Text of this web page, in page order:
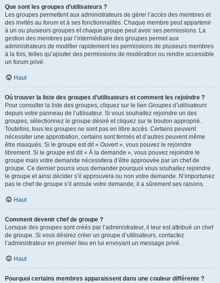
Que sont les groupes d’utilisateurs ?
Les groupes permettent aux administrateurs de gérer l’accès des membres et
des invités au forum et à ses fonctionnalités. Chaque membre peut appartenir
à un ou plusieurs groupes et chaque groupe peut avoir ses permissions. La
gestion des membres par l’intermédiaire des groupes permet aux
administrateurs de modifier rapidement les permissions de plusieurs membres
à la fois, telles qu’ajouter des permissions de modération ou rendre accessible
un forum privé.
Haut
Où trouver la liste des groupes d’utilisateurs et comment les rejoindre ?
Pour consulter la liste des groupes, cliquez sur le lien Groupes d’utilisateurs
depuis votre panneau de l’utilisateur. Si vous souhaitez rejoindre un des
groupes, sélectionnez le groupe désiré et cliquez sur le bouton approprié.
Toutefois, tous les groupes ne sont pas en libre accès. Certains peuvent
nécessiter une approbation, certains sont fermés et d’autres peuvent même
être masqués. Si le groupe est dit « Ouvert », vous pouvez le rejoindre
librement. Si le groupe est dit « À la demande », vous pouvez rejoindre le
groupe mais votre demande nécessitera d’être approuvée par un chef de
groupe. Ce dernier pourra vous demander pourquoi vous souhaitez rejoindre
le groupe et ainsi décider s’il approuvera ou non votre demande. N’importunez
pas le chef de groupe s’il annule votre demande, il a sûrement ses raisons.
Haut
Comment devenir chef de groupe ?
Lorsque des groupes sont créés par l’administrateur, il leur est attribué un chef
de groupe. Si vous désirez créer un groupe d’utilisateurs, contactez
l’administrateur en premier lieu en lui envoyant un message privé.
Haut
Pourquoi certains membres apparaissent dans une couleur différente ?